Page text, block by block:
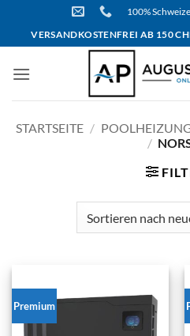
content
100%
VERSANDKOSTENFREI AB 150
STARTSEITE /
/
Premium